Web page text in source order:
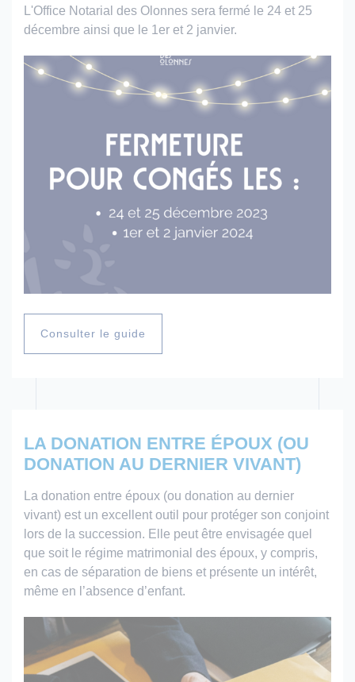
L'Office Notarial des Olonnes sera fermé le 24 et 25
décembre ainsi que le 1er et 2 janvier.
Consulter le guide
LA DONATION ENTRE ÉPOUX (OU
DONATION AU DERNIER VIVANT)
La donation entre époux (ou donation au dernier
vivant) est un excellent outil pour protéger son conjoint
lors de la succession. Elle peut être envisagée quel
que soit le régime matrimonial des époux, y compris,
en cas de séparation de biens et présente un intérêt,
même en l’absence d’enfant.